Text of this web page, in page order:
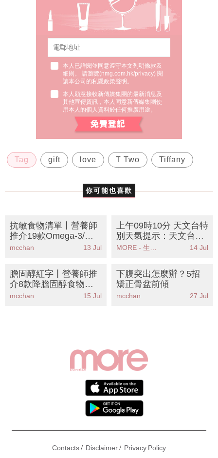
本人已詳閱並同意遵守本文列明條款及
細則。 請瀏覽(nmg.com.hk/privacy) 閱
讀本公司的私隱政策聲明。
本人願意接收新傳媒集團的最新消息及
其他宣傳資訊，本人同意新傳媒集團使
用本人的個人資料於任何推廣用途。
Tag gift love T Two Tiffany
你可能也喜歡
抗敏食物清單丨營養師
推介19款Omega-3/鋅/
維他命D食物 擊退濕疹
mcchan 13 Jul
上午09時10分 天文台特
別天氣提示：天文台可
能發出強烈季候風信號
及暴雨警告信號
14 Jul
膽固醇紅字丨營養師推
介8款降膽固醇食物！
附一週低脂高蛋白餐單
mcchan 15 Jul
下腹突出怎麼辦？5招
矯正骨盆前傾
mcchan 27 Jul
Contacts / Disclaimer / Privacy Policy